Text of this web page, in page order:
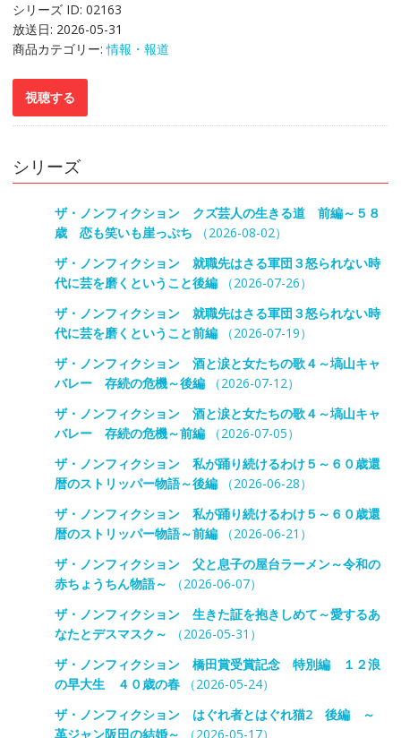
シリーズ ID: 02163
放送日: 2026-05-31
商品カテゴリー:情報・報道
シリーズ
ザ・ノンフィクション クズ芸人の生きる道 前編～５８
歳 恋も笑いも崖っぷち （2026-08-02）
ザ・ノンフィクション 就職先はさる軍団３怒られない時
代に芸を磨くということ後編（2026-07-26）
ザ・ノンフィクション 就職先はさる軍団３怒られない時
代に芸を磨くということ前編（2026-07-19）
ザ・ノンフィクション 酒と涙と女たちの歌４～塙山キャ
バレー 存続の危機～後編（2026-07-12）
ザ・ノンフィクション 酒と涙と女たちの歌４～塙山キャ
バレー 存続の危機～前編（2026-07-05）
ザ・ノンフィクション 私が踊り続けるわけ５～６０歳還
暦のストリッパー物語～後編（2026-06-28）
ザ・ノンフィクション 私が踊り続けるわけ５～６０歳還
暦のストリッパー物語～前編（2026-06-21）
ザ・ノンフィクション 父と息子の屋台ラーメン～令和の
赤ちょうちん物語～
（2026-06-07）
ザ・ノンフィクション 生きた証を抱きしめて～愛するあ
なたとデスマスク～
（2026-05-31）
ザ・ノンフィクション 橋田賞受賞記念 特別編 １２浪
の早大生 ４０歳の春（2026-05-24）
ザ・ノンフィクション はぐれ者とはぐれ猫2 後編 ～
革ジャン阪田の結婚～
（2026-05-17）